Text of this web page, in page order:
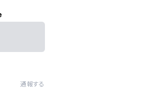
通報する